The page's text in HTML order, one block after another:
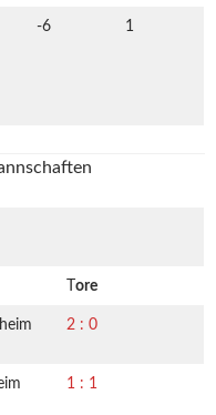
-6 1
ore
2 : 0
1 : 1